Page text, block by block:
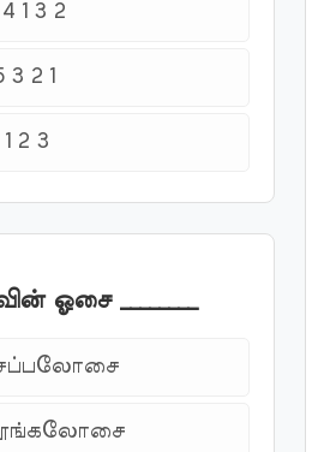
1 3 2
2 1
2 3
ஓசை ________